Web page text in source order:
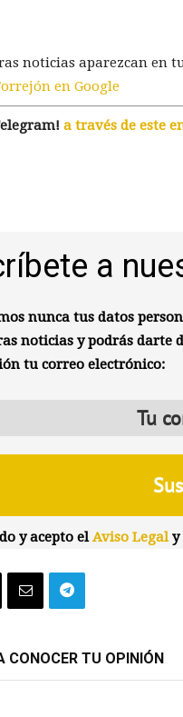
noticias aparezcan en
en Google
a través de este
a
nunca tus datos
noticias y podrás darte
tu correo electrónico:
y acepto elAviso Legaly
CONOCER TU OPINIÓN